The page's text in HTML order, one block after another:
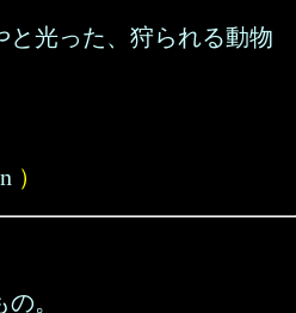
と光った、狩られる動物
）
。